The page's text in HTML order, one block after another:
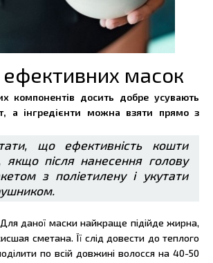
масок
компонентів досить добре усувають
а інгредієнти можна взяти прямо з
що ефективність кошти
якщо після нанесення голову
з поліетилену і укутати
Для даної маски найкраще підійде жирна,
сметана. Її слід довести до теплого
по всій довжині волосся на 40-50